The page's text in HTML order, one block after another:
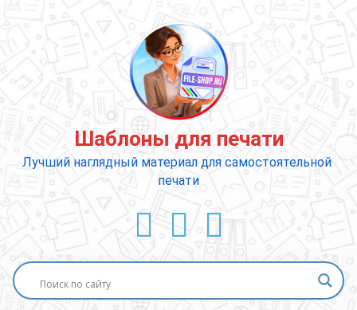
содержимому
Шаблоны для печати
Лучший наглядный материал для самостоятельной
печати
ВКонтакте
YouTube
E-mail